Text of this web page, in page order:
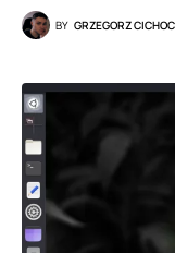
BY GRZEGORZ